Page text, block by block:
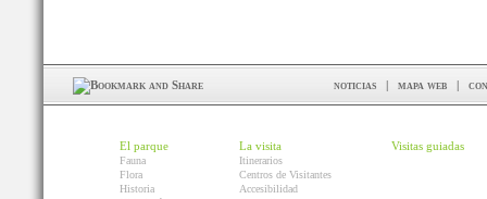
noticias mapa web
El parque
Fauna
Flora
Historia
La visita
Itinerarios
Centros de Visitantes
Accesibilidad
Visitas guiadas